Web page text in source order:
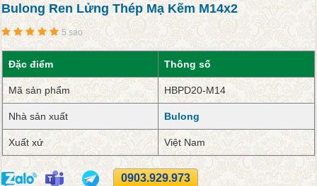
Bulong Ren Lửng Thép Mạ Kẽm M14x2
5 sao
Đặc điểm Thông số
Mã sản phẩm HBPD20-M14
Nhà sản xuất Bulong
Xuất xứ Việt Nam
0903.929.973